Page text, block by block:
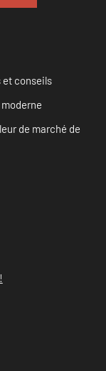
et conseils
de marché de